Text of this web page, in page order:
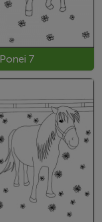
Ponei 7